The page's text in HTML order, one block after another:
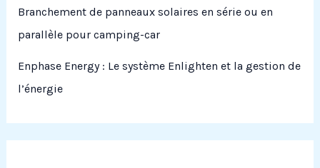
Branchement de panneaux solaires en série ou en
parallèle pour camping-car
Enphase Energy : Le système Enlighten et la gestion de
l’énergie